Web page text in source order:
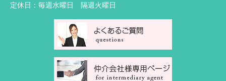
定休日： 毎週水曜日 隔週火曜日